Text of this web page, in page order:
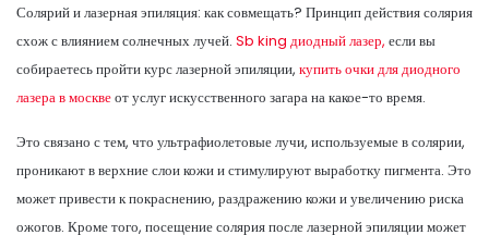
Солярий и лазерная эпиляция: как совмещать? Принцип действия солярия
схож с влиянием солнечных лучей. Sb king диодный лазер, если вы
собираетесь пройти курс лазерной эпиляции, купить очки для диодного
лазера в москвеот услуг искусственного загара на какое-то время.
Это связано с тем, что ультрафиолетовые лучи, используемые в солярии,
проникают в верхние слои кожи и стимулируют выработку пигмента. Это
может привести к покраснению, раздражению кожи и увеличению риска
ожогов. Кроме того, посещение солярия после лазерной эпиляции может